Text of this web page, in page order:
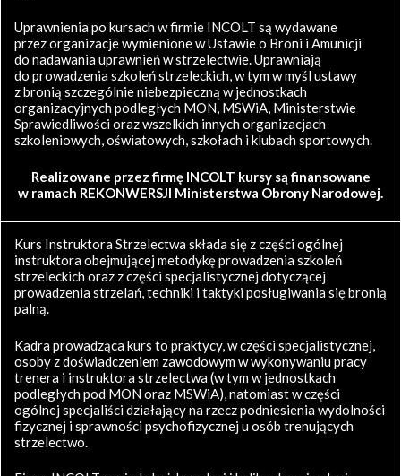
Uprawnienia po kursach w firmie INCOLT są wydawane
przez organizacje wymienione w Ustawie o Broni i Amunicji
do nadawania uprawnień w strzelectwie. Uprawniają
do prowadzenia szkoleń strzeleckich, w tym w myśl ustawy
z bronią szczególnie niebezpieczną w jednostkach
organizacyjnych podległych MON, MSWiA, Ministerstwie
Sprawiedliwości oraz wszelkich innych organizacjach
szkoleniowych, oświatowych, szkołach i klubach sportowych.
Realizowane przez firmę INCOLT kursy są finansowane
w ramach REKONWERSJI Ministerstwa Obrony Narodowej.
Kurs Instruktora Strzelectwa składa się z części ogólnej
instruktora obejmującej metodykę prowadzenia szkoleń
strzeleckich oraz z części specjalistycznej dotyczącej
prowadzenia strzelań, techniki i taktyki posługiwania się bronią
palną.
Kadra prowadząca kurs to praktycy, w części specjalistycznej,
osoby z doświadczeniem zawodowym w wykonywaniu pracy
trenera i instruktora strzelectwa (w tym w jednostkach
podległych pod MON oraz MSWiA), natomiast w części
ogólnej specjaliści działający na rzecz podniesienia wydolności
fizycznej i sprawności psychofizycznej u osób trenujących
strzelectwo.